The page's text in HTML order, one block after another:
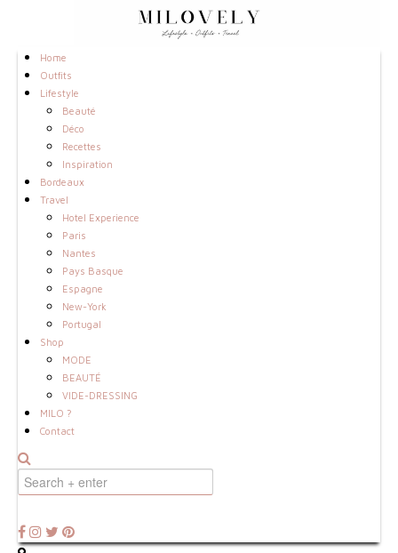
Home
Outfits
Lifestyle
Beauté
Déco
Recettes
Inspiration
Bordeaux
Travel
Hotel Experience
Paris
Nantes
Pays Basque
Espagne
New-York
Portugal
Shop
MODE
BEAUTÉ
VIDE-DRESSING
MILO ?
Contact